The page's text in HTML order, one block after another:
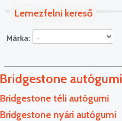
Lemezfelni kereső
Márka:
Bridgestone autógumi
Bridgestone téli autógumi
Bridgestone nyári autógumi